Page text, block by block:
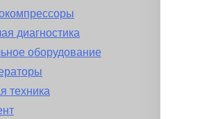
диагностика
оборудование
техника